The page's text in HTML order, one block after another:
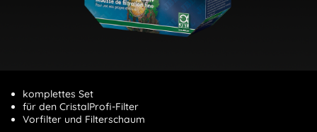
komplettes Set
für den CristalProfi-Filter
Vorfilter und Filterschaum